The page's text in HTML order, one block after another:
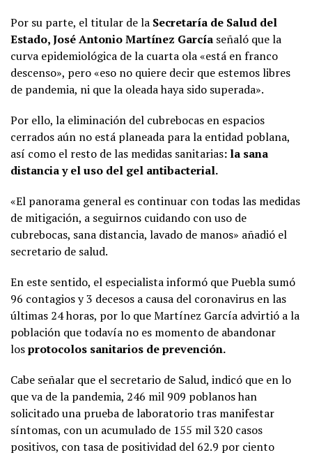
Por su parte, el titular de la Secretaría de Salud del
Estado, José Antonio Martínez García señaló que la
curva epidemiológica de la cuarta ola «está en franco
descenso», pero «eso no quiere decir que estemos libres
de pandemia, ni que la oleada haya sido superada».
Por ello, la eliminación del cubrebocas en espacios
cerrados aún no está planeada para la entidad poblana,
así como el resto de las medidas sanitarias: la sana
distancia y el uso del gel antibacterial.
«El panorama general es continuar con todas las medidas
de mitigación, a seguirnos cuidando con uso de
cubrebocas, sana distancia, lavado de manos» añadió el
secretario de salud.
En este sentido, el especialista informó que Puebla sumó
96 contagios y 3 decesos a causa del coronavirus en las
últimas 24 horas, por lo que Martínez García advirtió a la
población que todavía no es momento de abandonar
losprotocolos sanitarios de prevención.
Cabe señalar que el secretario de Salud, indicó que en lo
que va de la pandemia, 246 mil 909 poblanos han
solicitado una prueba de laboratorio tras manifestar
síntomas, con un acumulado de 155 mil 320 casos
positivos, con tasa de positividad del 62.9 por ciento